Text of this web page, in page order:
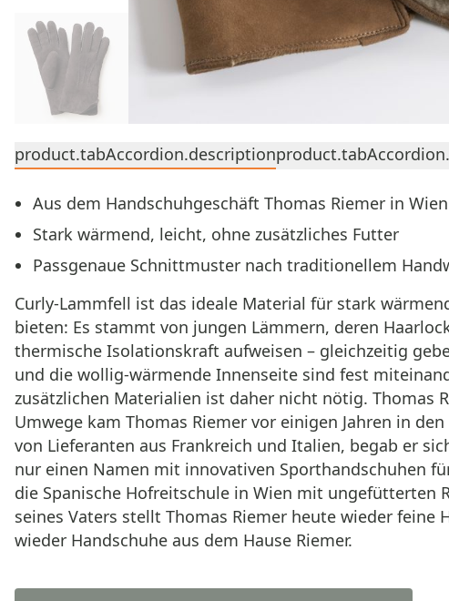
product.tabAccordion.description
Aus dem Handschuhgeschäft Thomas Riemer in Wien
Stark wärmend, leicht, ohne zusätzliches Futter
Passgenaue Schnittmuster nach traditionellem
Curly-Lammfell ist das ideale Material für stark
bieten: Es stammt von jungen Lämmern, deren
thermische Isolationskraft aufweisen – gleichzeitig
und die wollig-wärmende Innenseite sind fest
zusätzlichen Materialien ist daher nicht nötig. Thomas
Umwege kam Thomas Riemer vor einigen Jahren in
von Lieferanten aus Frankreich und Italien, begab er
nur einen Namen mit innovativen Sporthandschuhen
die Spanische Hofreitschule in Wien mit ungefütterten
seines Vaters stellt Thomas Riemer heute wieder
wieder Handschuhe aus dem Hause Riemer.